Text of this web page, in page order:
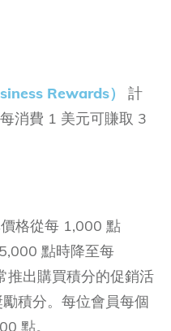
Rewards）
計
消費 1 美元可賺取 3
格從每 1,000 點
點時降至每
推出購買積分的促銷活
積分。每位會員每個
點。